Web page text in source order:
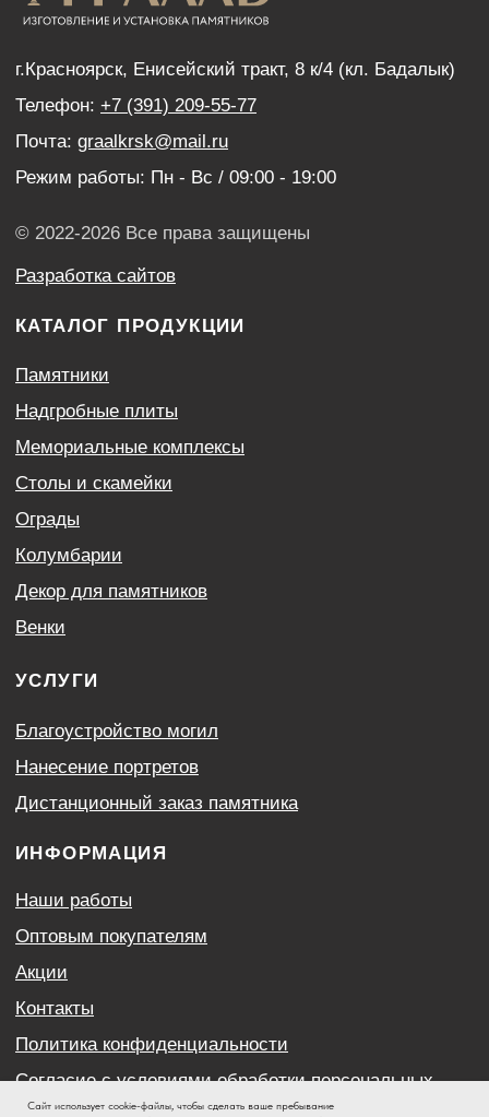
Колумбарии
Венки
УСЛУГИ
Благоустройство могил
Нанесение портретов
ИНФОРМАЦИЯ
Оптовым покупателям
Политика конфиденциальности
данных
Сайт использует cookie-файлы, чтобы сделать ваше пребывание